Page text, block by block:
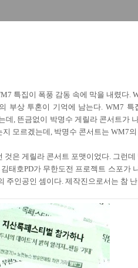
특집이 폭풍 감동 속에 막을 내렸다.
부상 투혼이 기억에 남는다. WM7
데, 뜬금없이 박명수 게릴라 콘서트가
모르겠는데, 박명수 콘서트는 WM7
것은 게릴라 콘서트 포맷이었다. 그런
태호PD가 무한도전 프로젝트 스포가
주인공인 셈이다. 제작진으로서는 참